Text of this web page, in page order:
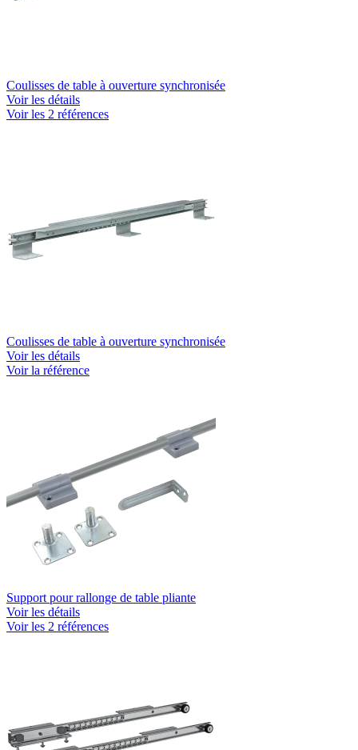
Coulisses de table à ouverture synchronisée
Voir les détails
Voir les 2 références
Coulisses de table à ouverture synchronisée
Voir les détails
Voir la référence
Support pour rallonge de table pliante
Voir les détails
Voir les 2 références